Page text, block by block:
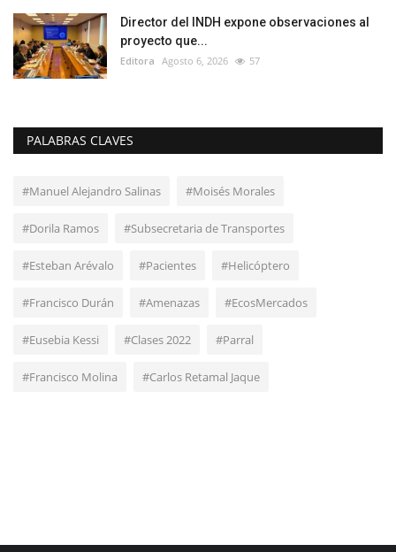
Director del INDH expone observaciones al
proyecto que...
Editora Agosto 6, 2026 57
PALABRAS CLAVES
#Manuel Alejandro Salinas #Moisés Morales
#Dorila Ramos #Subsecretaria de Transportes
#Esteban Arévalo #Pacientes #Helicóptero
#Francisco Durán #Amenazas #EcosMercados
#Eusebia Kessi #Clases 2022 #Parral
#Francisco Molina #Carlos Retamal Jaque